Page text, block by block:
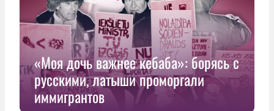
«Моя дочь важнее кебаба»: борясь с
русскими, латыши проморгали
иммигрантов